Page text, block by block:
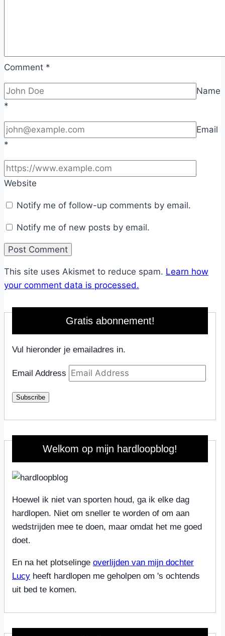
Comment *
Name
*
Email
*
Website
Notify me of follow-up comments by email.
Notify me of new posts by email.
This site uses Akismet to reduce spam. Learn how
your comment data is processed.
Gratis abonnement!
Vul hieronder je emailadres in.
Email Address
Subscribe
Welkom op mijn hardloopblog!
Hoewel ik niet van sporten houd, ga ik elke dag
hardlopen. Niet om sneller te worden of om aan
wedstrijden mee te doen, maar omdat het me goed
doet.
En na het plotselinge overlijden van mijn dochter
Lucy heeft hardlopen me geholpen om 's ochtends
uit bed te komen.